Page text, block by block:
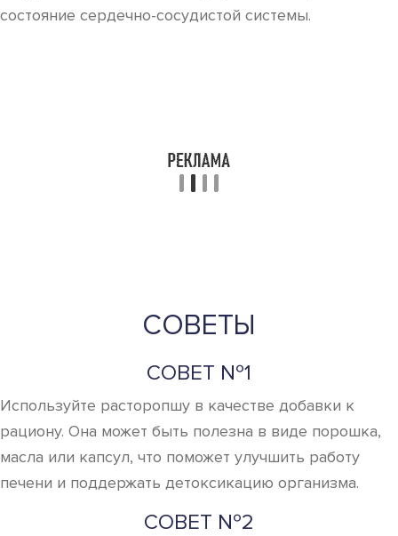
состояние сердечно-сосудистой системы.
СОВЕТЫ
СОВЕТ №1
Используйте расторопшу в качестве добавки к
рациону. Она может быть полезна в виде порошка,
масла или капсул, что поможет улучшить работу
печени и поддержать детоксикацию организма.
СОВЕТ №2